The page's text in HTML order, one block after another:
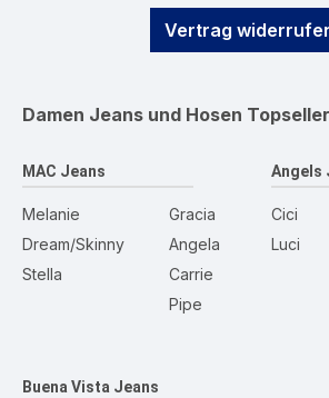
Vertrag
Damen Jeans und Hosen Topseller
MAC Jeans
Melanie
Dream/Skinny
Stella
Gracia
Angela
Carrie
Pipe
Angels
Cici
Luci
Buena Vista Jeans